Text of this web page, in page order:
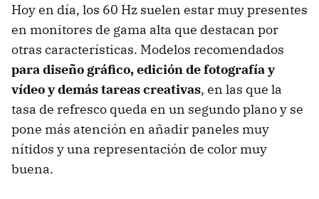
Hoy en día, los 60 Hz suelen estar muy presentes
en monitores de gama alta que destacan por
otras características. Modelos recomendados
para diseño gráfico, edición de fotografía y
vídeo y demás tareas creativas, en las que la
tasa de refresco queda en un segundo plano y se
pone más atención en añadir paneles muy
nítidos y una representación de color muy
buena.